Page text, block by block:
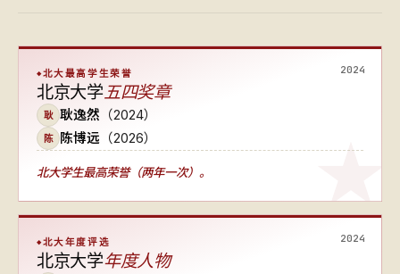
2024
北大最高学生荣誉
北京大学五四奖章
耿 耿逸然 （2024）
陈 陈博远 （2026）
北大学生最高荣誉（两年一次） 。
2024
北大年度评选
北京大学年度人物